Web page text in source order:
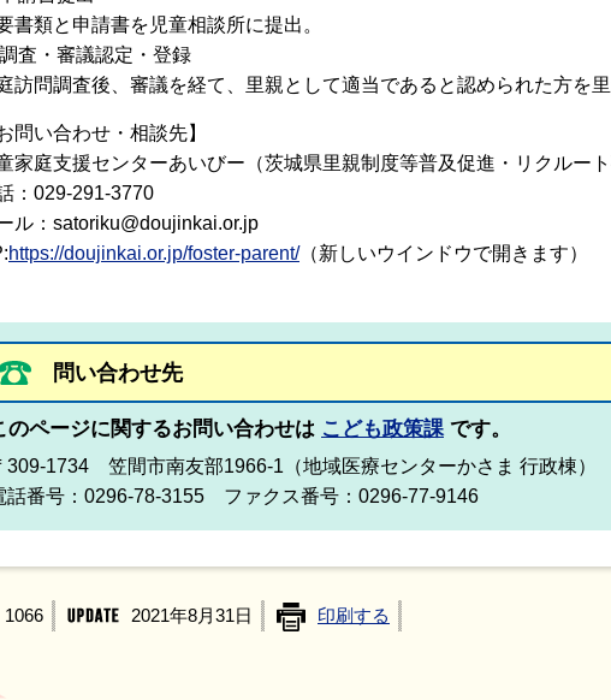
書類と申請書を児童相談所に提出。
査・審議認定・登録
訪問調査後、審議を経て、里親として適当であると認められた方を
お問い合わせ・相談先】
家庭支援センターあいびー（茨城県里親制度等普及促進・リクルート
：029‐291‐3770
ル：satoriku@doujinkai.or.jp
https://doujinkai.or.jp/foster-parent/（新しいウインドウで開きます）
問い合わせ先
のページに関するお問い合わせは こども政策課 です。
309-1734 笠間市南友部1966-1（地域医療センターかさま 行政棟）
話番号：0296-78-3155 ファクス番号：0296-77-9146
1066 2021年8月31日 印刷する